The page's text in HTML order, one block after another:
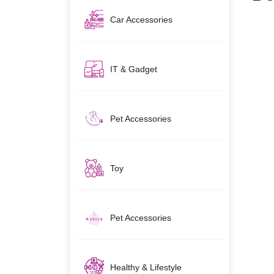
Car Accessories
IT & Gadget
Pet Accessories
Toy
Pet Accessories
Healthy & Lifestyle